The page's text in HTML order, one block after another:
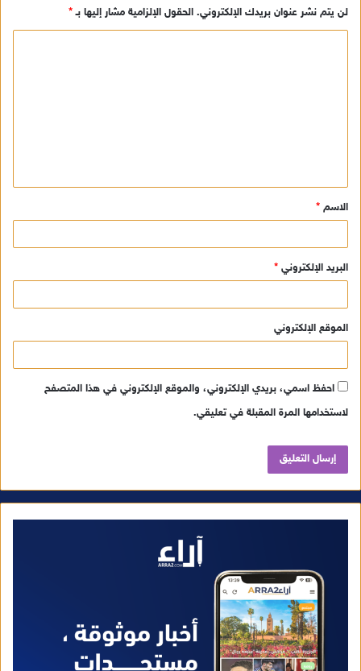
لن يتم نشر عنوان بريدك الإلكتروني. الحقول الإلزامية مشار إليها بـ*
ق
*
الاسم *
البريد الإلكتروني *
الموقع الإلكتروني
احفظ اسمي، بريدي الإلكتروني، والموقع الإلكتروني في هذا المتصفح
لاستخدامها المرة المقبلة في تعليقي.